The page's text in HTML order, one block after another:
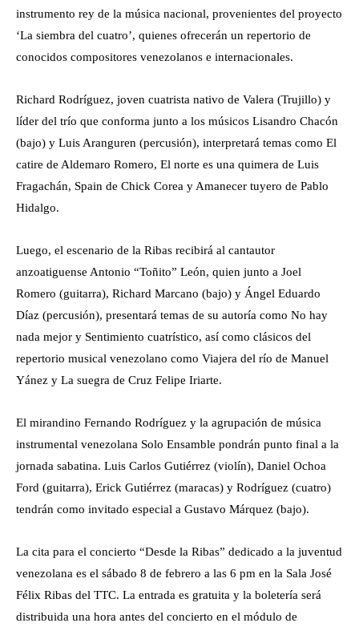
instrumento rey de la música nacional, provenientes del proyecto
‘La siembra del cuatro’, quienes ofrecerán un repertorio de
conocidos compositores venezolanos e internacionales.
Richard Rodríguez, joven cuatrista nativo de Valera (Trujillo) y
líder del trío que conforma junto a los músicos Lisandro Chacón
(bajo) y Luis Aranguren (percusión), interpretará temas como El
catire de Aldemaro Romero, El norte es una quimera de Luis
Fragachán, Spain de Chick Corea y Amanecer tuyero de Pablo
Hidalgo.
Luego, el escenario de la Ribas recibirá al cantautor
anzoatiguense Antonio “Toñito” León, quien junto a Joel
Romero (guitarra), Richard Marcano (bajo) y Ángel Eduardo
Díaz (percusión), presentará temas de su autoría como No hay
nada mejor y Sentimiento cuatrístico, así como clásicos del
repertorio musical venezolano como Viajera del río de Manuel
Yánez y La suegra de Cruz Felipe Iriarte.
El mirandino Fernando Rodríguez y la agrupación de música
instrumental venezolana Solo Ensamble pondrán punto final a la
jornada sabatina. Luis Carlos Gutiérrez (violín), Daniel Ochoa
Ford (guitarra), Erick Gutiérrez (maracas) y Rodríguez (cuatro)
tendrán como invitado especial a Gustavo Márquez (bajo).
La cita para el concierto “Desde la Ribas” dedicado a la juventud
venezolana es el sábado 8 de febrero a las 6 pm en la Sala José
Félix Ribas del TTC. La entrada es gratuita y la boletería será
distribuida una hora antes del concierto en el módulo de